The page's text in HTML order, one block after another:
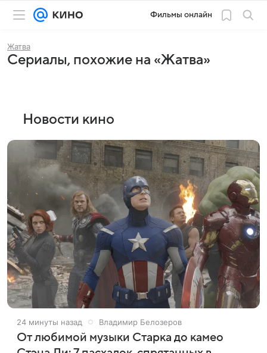
Фильмы онлайн
Жатва
Сериалы, похожие на «Жатва»
Новости кино
24 минуты назад Владимир Белозеров
От любимой музыки Старка до камео